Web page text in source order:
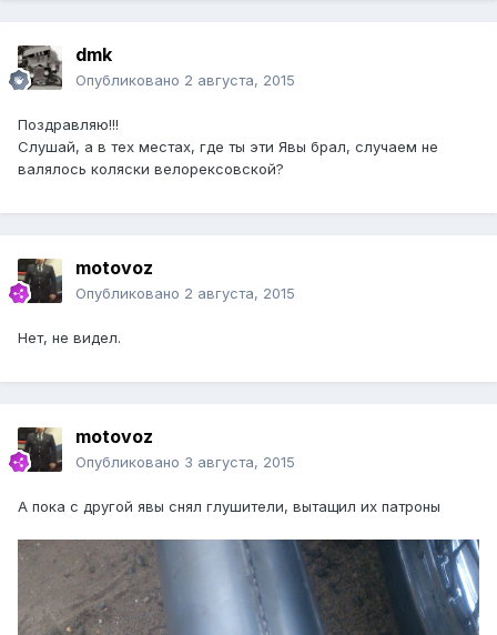
dmk
Опубликовано 2 августа, 2015
Поздравляю!!!
Слушай, а в тех местах, где ты эти Явы брал, случаем не
валялось коляски велорексовской?
motovoz
Опубликовано 2 августа, 2015
Нет, не видел.
motovoz
Опубликовано 3 августа, 2015
А пока с другой явы снял глушители, вытащил их патроны